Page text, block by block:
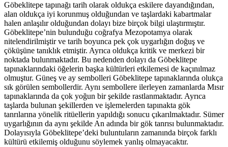
Göbeklitepe tapınağı tarih olarak oldukça eskilere dayandığından,
alan oldukça iyi korunmuş olduğundan ve taşlardaki kabartmalar
halen anlaşılır olduğundan dolayı bize birçok bilgi ulaştırmıştır.
Göbeklitepe’nin bulunduğu coğrafya Mezopotamya olarak
nitelendirilmiştir ve tarih boyunca pek çok uygarlığın doğuş ve
çöküşüne tanıklık etmiştir. Ayrıca oldukça kritik ve merkezi bir
noktada bulunmaktadır. Bu nedenden dolayı da Göbeklitepe
tapınaklarındaki öğelerin başka kültürleri etkilemesi de kaçınılmaz
olmuştur. Güneş ve ay sembolleri Göbeklitepe tapınaklarında olukça
sık görülen sembollerdir. Aynı sembollere ilerleyen zamanlarda Mısır
tapınaklarında da çok yoğun bir şekilde rastlanmaktadır. Ayrıca
taşlarda bulunan şekillerden ve işlemelerden tapınakta gök
tanrılarına yönelik ritüellerin yapıldığı sonucu çıkarılmaktadır. Sümer
uygarlığının da aynı şekilde An adında bir gök tanrısı bulunmaktadır.
Dolayısıyla Göbeklitepe’deki buluntuların zamanında birçok farklı
kültürü etkilemiş olduğunu söylemek yanlış olmayacaktır.